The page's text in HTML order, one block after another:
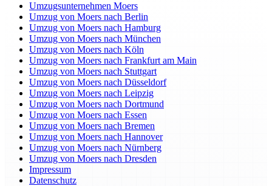
Umzugsunternehmen Moers
Umzug von Moers nach Berlin
Umzug von Moers nach Hamburg
Umzug von Moers nach München
Umzug von Moers nach Köln
Umzug von Moers nach Frankfurt am Main
Umzug von Moers nach Stuttgart
Umzug von Moers nach Düsseldorf
Umzug von Moers nach Leipzig
Umzug von Moers nach Dortmund
Umzug von Moers nach Essen
Umzug von Moers nach Bremen
Umzug von Moers nach Hannover
Umzug von Moers nach Nürnberg
Umzug von Moers nach Dresden
Impressum
Datenschutz